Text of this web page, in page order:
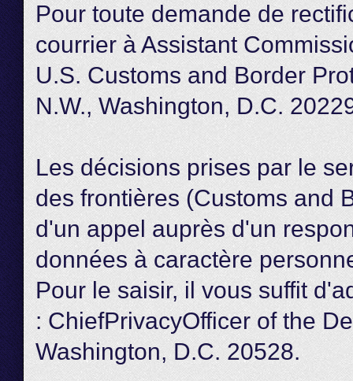
Pour toute demande de
courrier à Assistant
U.S. Customs and Border
N.W., Washington, D.C.
Les décisions prises par le
des frontières (Customs and
d'un appel auprès d'un
données à caractère
Pour le saisir, il vous suffit
: ChiefPrivacyOfficer of the
Washington, D.C. 20528.